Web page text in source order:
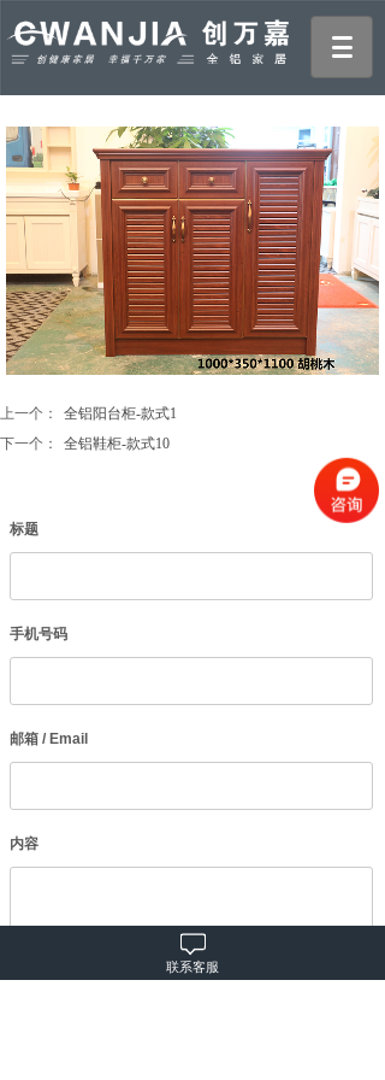
上一个：
全铝阳台柜-款式1
下一个：
全铝鞋柜-款式10
标题
手机号码
邮箱 / Email
内容
联系客服